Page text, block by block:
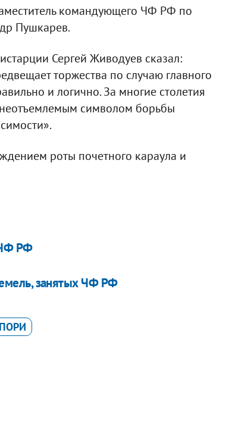
командующего ЧФ РФ по
Пушкарев.
Сергей Живодуев сказал:
торжества по случаю главного
и логично. За многие столетия
символом борьбы
роты почетного караула и
ЧФ РФ
занятых ЧФ РФ